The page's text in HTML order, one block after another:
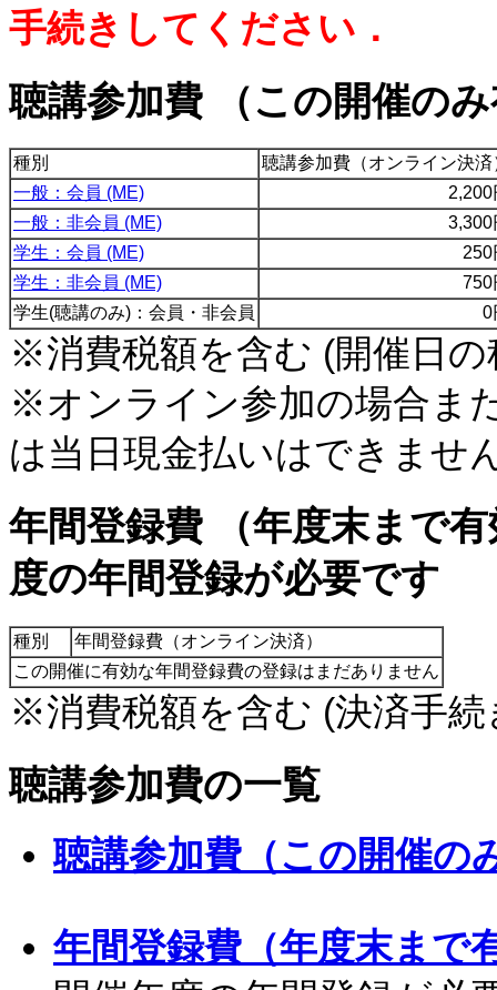
手続きしてください．
聴講参加費 （この開催の
種別
聴講参加費（オンライン決済
一般：会員 (ME)
2,200
一般：非会員 (ME)
3,300
学生：会員 (ME)
250
学生：非会員 (ME)
750
学生(聴講のみ)：会員・非会員
0
※消費税額を含む (開催日の
※オンライン参加の場合ま
は当日現金払いはできませ
年間登録費 （年度末まで
度の年間登録が必要です
種別
年間登録費（オンライン決済）
この開催に有効な年間登録費の登録はまだありません
※消費税額を含む (決済手続
聴講参加費の一覧
聴講参加費（この開催の
年間登録費（年度末まで